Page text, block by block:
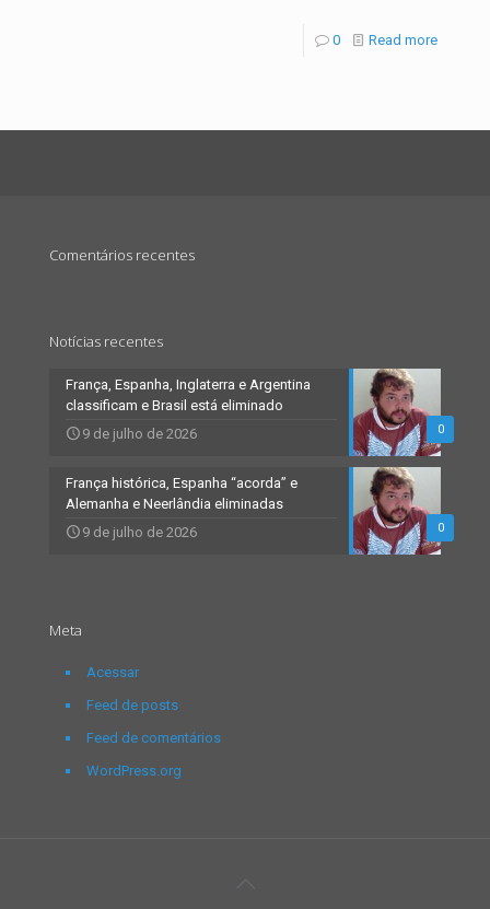
0 Read more
Comentários recentes
Notícias recentes
0
França, Espanha, Inglaterra e Argentina
classificam e Brasil está eliminado
9 de julho de 2026
0
França histórica, Espanha “acorda” e
Alemanha e Neerlândia eliminadas
9 de julho de 2026
Meta
Acessar
Feed de posts
Feed de comentários
WordPress.org